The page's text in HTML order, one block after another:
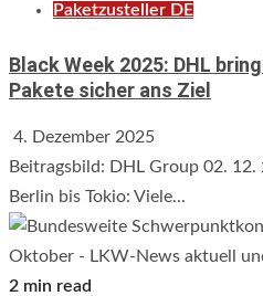
Paketzusteller DE
Black Week 2025: DHL
Pakete sicher ans Ziel
4. Dezember 2025
Beitragsbild: DHL Group 02.
Berlin bis Tokio: Viele...
2 min read